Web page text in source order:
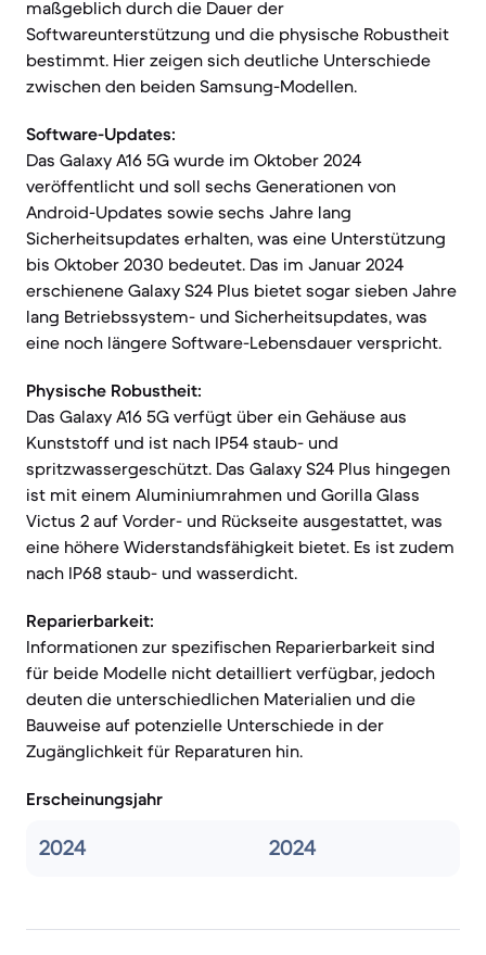
maßgeblich durch die Dauer der
Softwareunterstützung und die physische Robustheit
bestimmt. Hier zeigen sich deutliche Unterschiede
zwischen den beiden Samsung-Modellen.
Software-Updates:
Das Galaxy A16 5G wurde im Oktober 2024
veröffentlicht und soll sechs Generationen von
Android-Updates sowie sechs Jahre lang
Sicherheitsupdates erhalten, was eine Unterstützung
bis Oktober 2030 bedeutet. Das im Januar 2024
erschienene Galaxy S24 Plus bietet sogar sieben Jahre
lang Betriebssystem- und Sicherheitsupdates, was
eine noch längere Software-Lebensdauer verspricht.
Physische Robustheit:
Das Galaxy A16 5G verfügt über ein Gehäuse aus
Kunststoff und ist nach IP54 staub- und
spritzwassergeschützt. Das Galaxy S24 Plus hingegen
ist mit einem Aluminiumrahmen und Gorilla Glass
Victus 2 auf Vorder- und Rückseite ausgestattet, was
eine höhere Widerstandsfähigkeit bietet. Es ist zudem
nach IP68 staub- und wasserdicht.
Reparierbarkeit:
Informationen zur spezifischen Reparierbarkeit sind
für beide Modelle nicht detailliert verfügbar, jedoch
deuten die unterschiedlichen Materialien und die
Bauweise auf potenzielle Unterschiede in der
Zugänglichkeit für Reparaturen hin.
Erscheinungsjahr
2024 2024